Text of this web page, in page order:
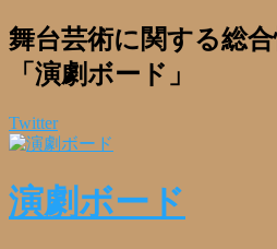
舞台芸術に関する総
「演劇ボード」
Twitter
演劇ボード